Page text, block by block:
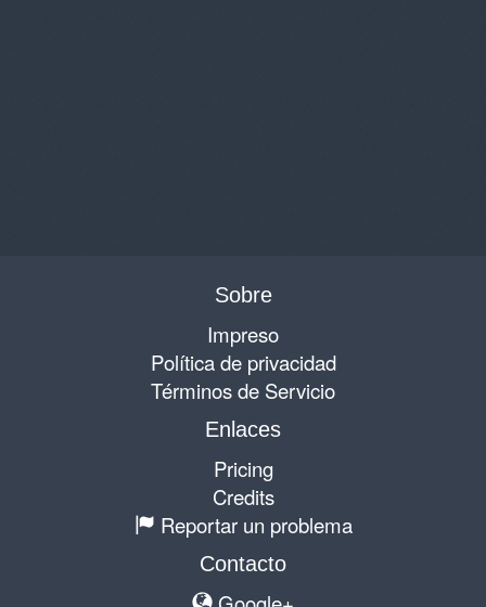
Sobre
Impreso
Política de privacidad
Términos de Servicio
Enlaces
Pricing
Credits
Reportar un problema
Contacto